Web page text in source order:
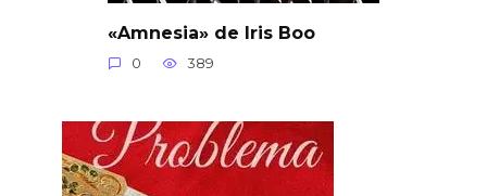
«Amnesia» de Iris Boo
0 389